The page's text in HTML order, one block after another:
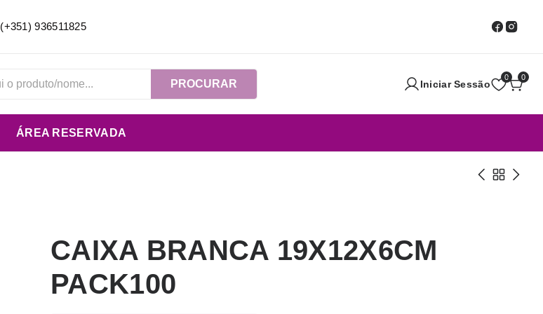
(+351) 936511825
PROCURAR Iniciar Sessão
0 0
ÁREA RESERVADA
CAIXA BRANCA 19X12X6CM
PACK100